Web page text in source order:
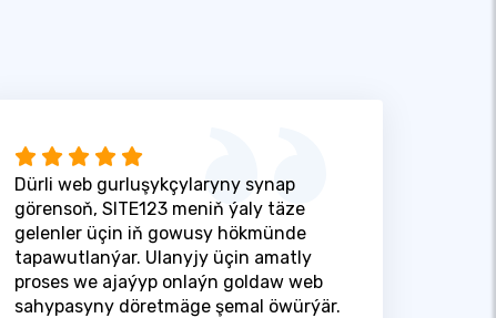
Dürli web gurluşykçylaryny synap
görensoň, SITE123 meniň ýaly täze
gelenler üçin iň gowusy hökmünde
tapawutlanýar. Ulanyjy üçin amatly
proses we ajaýyp onlaýn goldaw web
sahypasyny döretmäge şemal öwürýär.